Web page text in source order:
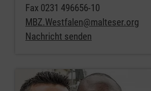
Fax 0231 496656-10
MBZ.Westfalen@malteser.org
Nachricht senden